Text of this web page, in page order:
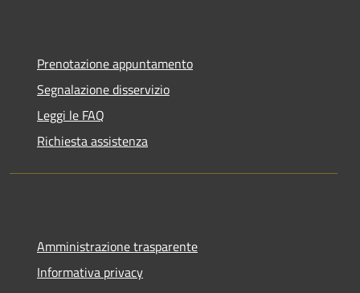
Prenotazione appuntamento
Segnalazione disservizio
Leggi le FAQ
Richiesta assistenza
Amministrazione trasparente
Informativa privacy